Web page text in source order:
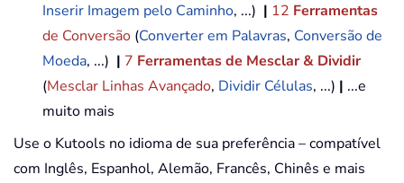
Inserir Imagem pelo Caminho, ...) | 12 Ferramentas
de Conversão (Converter em Palavras, Conversão de
Moeda, ...) | 7 Ferramentas de Mesclar & Dividir
(Mesclar Linhas Avançado, Dividir Células, ...) | ...e
muito mais
Use o Kutools no idioma de sua preferência – compatível
com Inglês, Espanhol, Alemão, Francês, Chinês e mais